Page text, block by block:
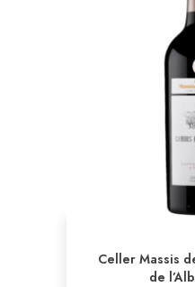
Celler Massis
de